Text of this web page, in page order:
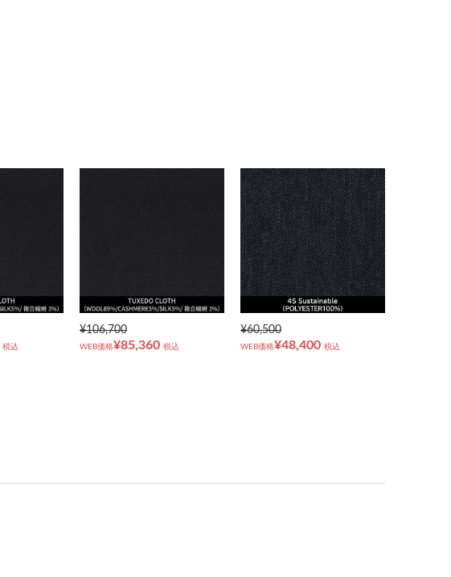
税込
¥106,700
WEB価格¥85,360 税込
¥60,500
WEB価格¥48,400 税込